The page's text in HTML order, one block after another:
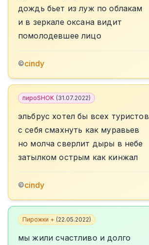
дождь бьет из луж по облакам
и в зеркале оксана видит
помолодевшее лицо
©cindy
пироSHOK (31.07.2022)
эльбрус хотел бы всех туристов
с себя смахнуть как муравьев
но молча сверлит дыры в небе
затылком острым как кинжал
©cindy
Пирожки + (22.05.2022)
мы жили счастливо и долго